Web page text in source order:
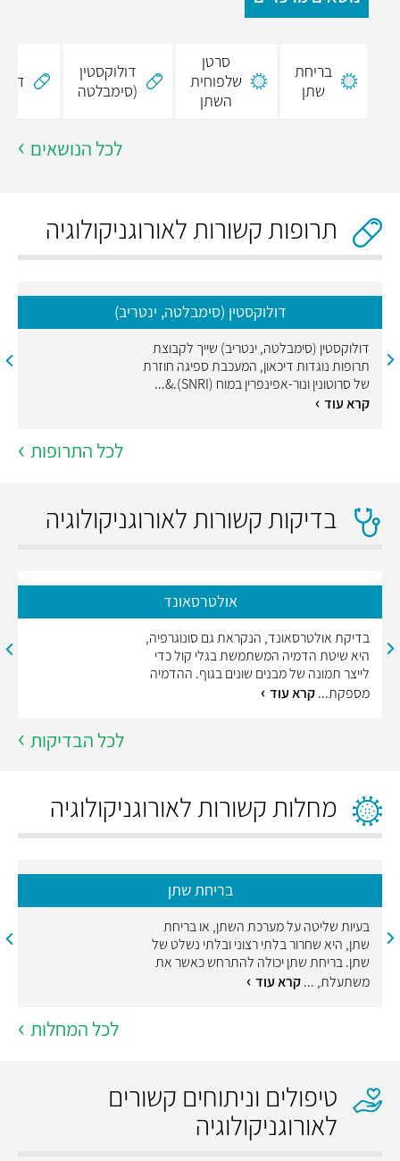
בריחת
שתן
סרטן
שלפוחית
השתן
דולוקסטין
(סימבלטה
לכל הנושאים
תרופות קשורות לאורוגניקולוגיה
דולוקסטין (סימבלטה, ינטריב)
דולוקסטין (סימבלטה, ינטריב) שייך לקבוצת
תרופות נוגדות דיכאון, המעכבת ספיגה חוזרת
של סרוטונין ונור-אפינפרין במוח (SNRI).&...
קרא עוד
לכל התרופות
בדיקות קשורות לאורוגניקולוגיה
אולטרסאונד
בדיקת אולטרסאונד, הנקראת גם סונוגרפיה,
היא שיטת הדמיה המשתמשת בגלי קול כדי
לייצר תמונה של מבנים שונים בגוף. ההדמיה
מספקת...קרא עוד
לכל הבדיקות
מחלות קשורות לאורוגניקולוגיה
בריחת שתן
בעיות שליטה על מערכת השתן, או בריחת
שתן, היא שחרור בלתי רצוני ובלתי נשלט של
שתן. בריחת שתן יכולה להתרחש כאשר את
משתעלת, ...קרא עוד
לכל המחלות
טיפולים וניתוחים קשורים
לאורוגניקולוגיה